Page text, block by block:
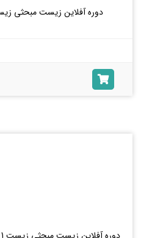
دوره آفلاین زیست مبحثی زیست 1 - از یاخته